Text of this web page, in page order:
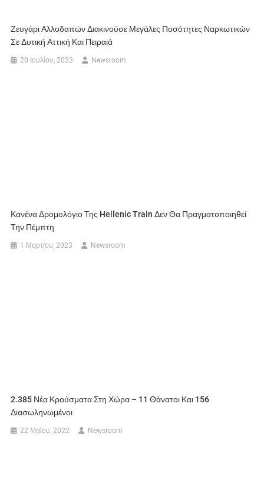
Ζευγάρι Αλλοδαπών Διακινούσε Μεγάλες Ποσότητες Ναρκωτικών
Σε Δυτική Αττική Και Πειραιά
20 Ιουλίου, 2023 Newsroom
Κανένα Δρομολόγιο Της Hellenic Train Δεν Θα Πραγματοποιηθεί
Την Πέμπτη
1 Μαρτίου, 2023 Newsroom
2.385 Νέα Κρούσματα Στη Χώρα – 11 Θάνατοι Και 156
Διασωληνωμένοι
22 Μαΐου, 2022 Newsroom